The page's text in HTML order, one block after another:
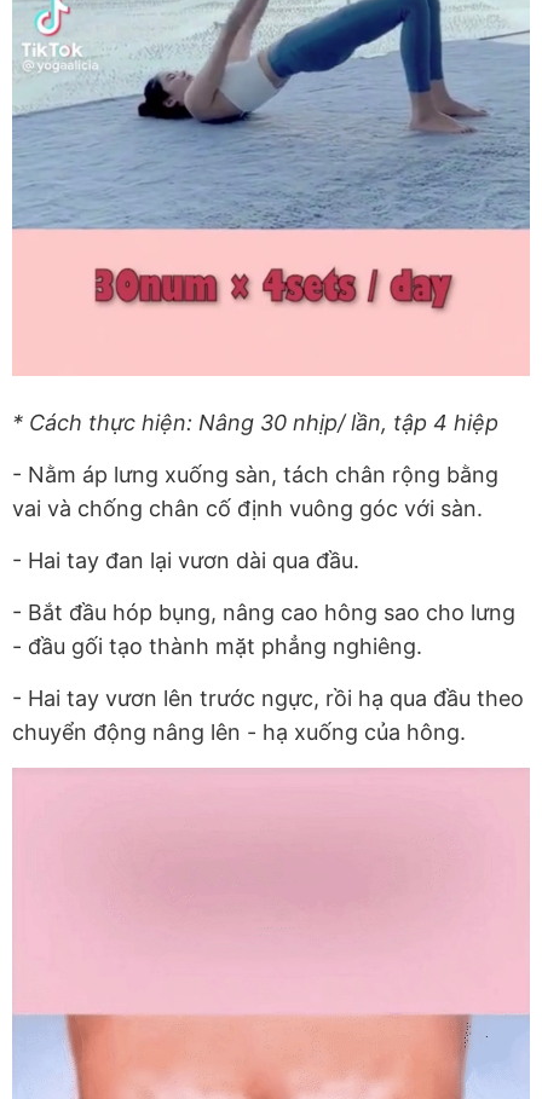
* Cách thực hiện: Nâng 30 nhịp/ lần, tập 4 hiệp
- Nằm áp lưng xuống sàn, tách chân rộng bằng
vai và chống chân cố định vuông góc với sàn.
- Hai tay đan lại vươn dài qua đầu.
- Bắt đầu hóp bụng, nâng cao hông sao cho lưng
- đầu gối tạo thành mặt phẳng nghiêng.
- Hai tay vươn lên trước ngực, rồi hạ qua đầu theo
chuyển động nâng lên - hạ xuống của hông.